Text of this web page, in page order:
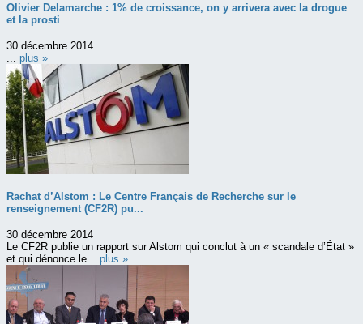
Olivier Delamarche : 1% de croissance, on y arrivera avec la drogue
et la prosti
30 décembre 2014
plus »
Rachat d’Alstom : Le Centre Français de Recherche sur le
renseignement (CF2R) pu...
30 décembre 2014
Le CF2R publie un rapport sur Alstom qui conclut à un « scandale d’État »
et qui dénonce le... plus »